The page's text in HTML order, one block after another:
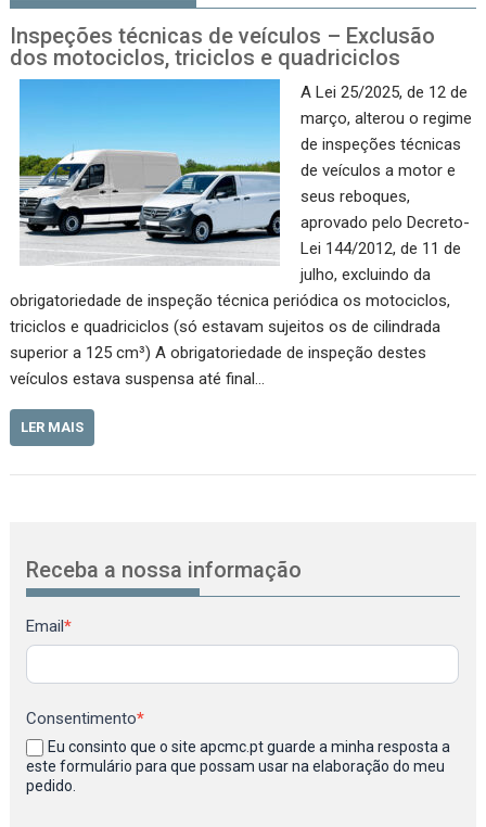
Inspeções técnicas de veículos – Exclusão
dos motociclos, triciclos e quadriciclos
A Lei 25/2025, de 12 de
março, alterou o regime
de inspeções técnicas
de veículos a motor e
seus reboques,
aprovado pelo Decreto-
Lei 144/2012, de 11 de
julho, excluindo da
obrigatoriedade de inspeção técnica periódica os motociclos,
triciclos e quadriciclos (só estavam sujeitos os de cilin­drada
superior a 125 cm³) A obrigatoriedade de inspeção destes
veículos estava suspensa até final…
LER MAIS
Receba a nossa informação
Newsletter
Email*
Consentimento*
Eu consinto que o site apcmc.pt guarde a minha resposta a
este formulário para que possam usar na elaboração do meu
pedido.